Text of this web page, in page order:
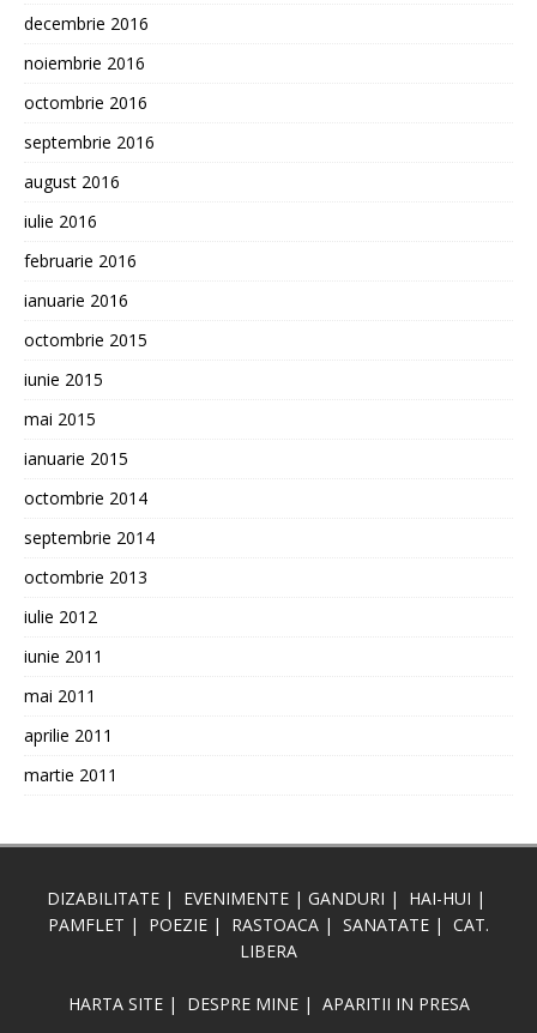
decembrie 2016
noiembrie 2016
octombrie 2016
septembrie 2016
august 2016
iulie 2016
februarie 2016
ianuarie 2016
octombrie 2015
iunie 2015
mai 2015
ianuarie 2015
octombrie 2014
septembrie 2014
octombrie 2013
iulie 2012
iunie 2011
mai 2011
aprilie 2011
martie 2011
DIZABILITATE | EVENIMENTE | GANDURI | HAI-HUI |
PAMFLET | POEZIE | RASTOACA | SANATATE | CAT.
LIBERA
HARTA SITE| DESPRE MINE| APARITII IN PRESA